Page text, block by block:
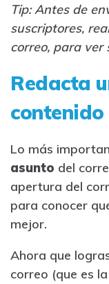
Tip: Antes de
suscriptores,
correo, para ver
Redacta
Lo más
asunto del
apertura del
para conocer
mejor.
Ahora que
correo (que es